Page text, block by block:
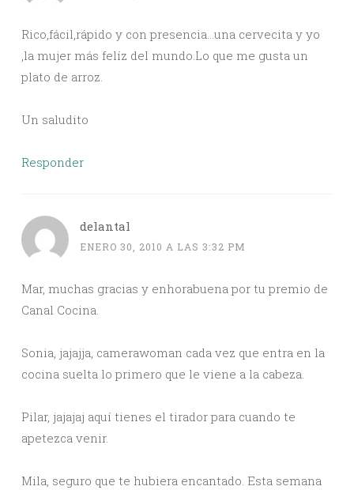
Rico,fácil,rápido y con presencia…una cervecita y yo
,la mujer más felíz del mundo.Lo que me gusta un
plato de arroz.
Un saludito
Responder
delantal
ENERO 30, 2010 A LAS 3:32 PM
Mar, muchas gracias y enhorabuena por tu premio de
Canal Cocina.
Sonia, jajajja, camerawoman cada vez que entra en la
cocina suelta lo primero que le viene a la cabeza.
Pilar, jajajaj aquí tienes el tirador para cuando te
apetezca venir.
Mila, seguro que te hubiera encantado. Esta semana